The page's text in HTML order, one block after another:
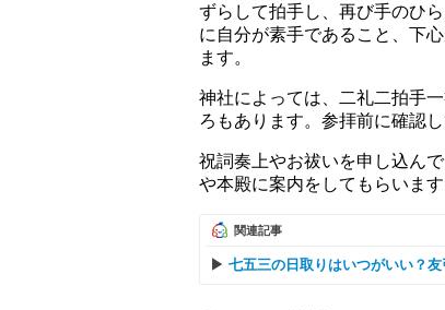
ずらして拍手し、再び手のひ
に自分が素手であること、下
ます。
神社によっては、二礼二拍手
ろもあります。参拝前に確認
祝詞奏上やお祓いを申し込ん
や本殿に案内をしてもらいます
関連記事
七五三の日取りはいつがいい？